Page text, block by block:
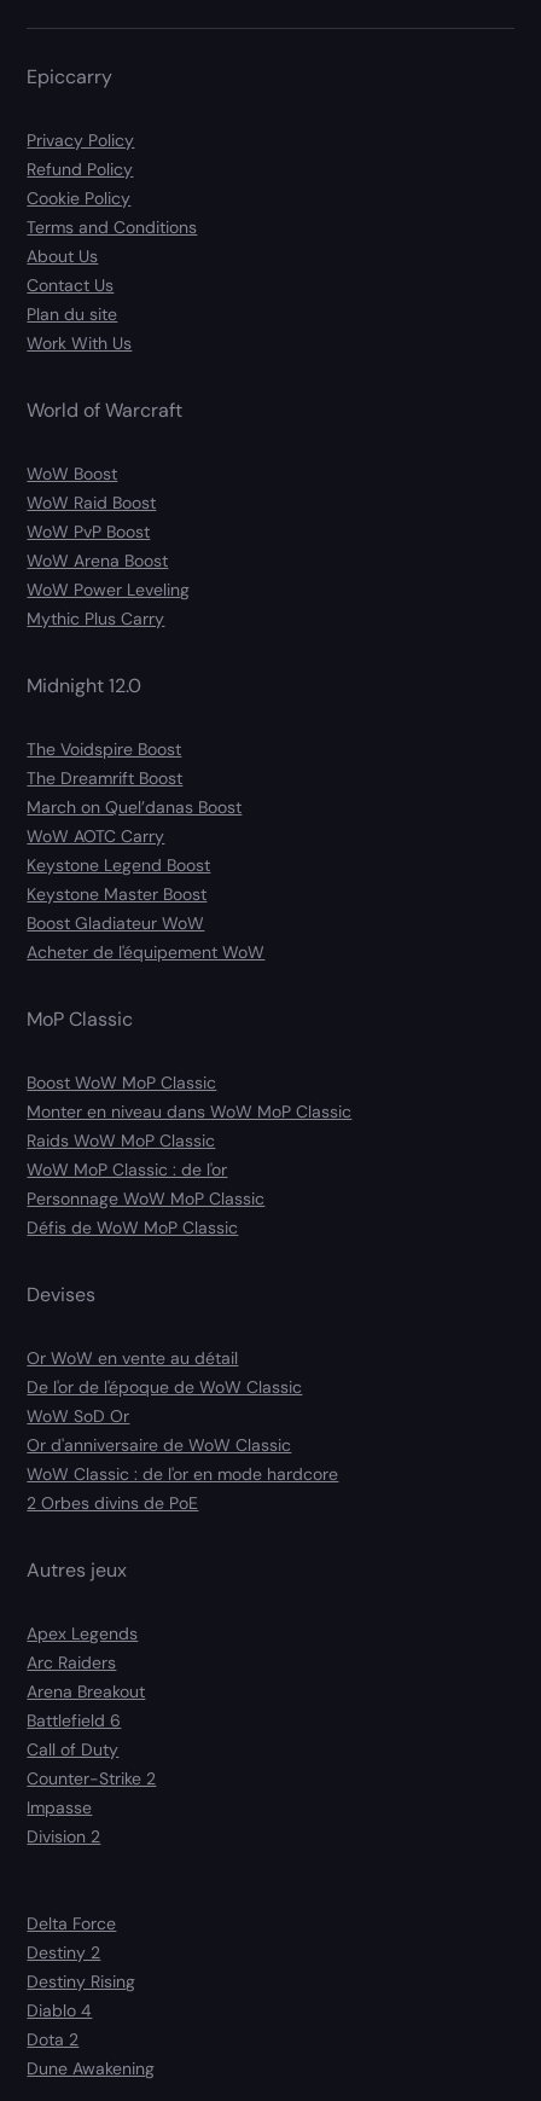
Epiccarry
Privacy Policy
Refund Policy
Cookie Policy
Terms and Conditions
About Us
Contact Us
Plan du site
Work With Us
World of Warcraft
WoW Boost
WoW Raid Boost
WoW PvP Boost
WoW Arena Boost
WoW Power Leveling
Mythic Plus Carry
Midnight 12.0
The Voidspire Boost
The Dreamrift Boost
March on Quel’danas Boost
WoW AOTC Carry
Keystone Legend Boost
Keystone Master Boost
Boost Gladiateur WoW
Acheter de l'équipement WoW
MoP Classic
Boost WoW MoP Classic
Monter en niveau dans WoW MoP Classic
Raids WoW MoP Classic
WoW MoP Classic : de l'or
Personnage WoW MoP Classic
Défis de WoW MoP Classic
Devises
Or WoW en vente au détail
De l'or de l'époque de WoW Classic
WoW SoD Or
Or d'anniversaire de WoW Classic
WoW Classic : de l'or en mode hardcore
2 Orbes divins de PoE
Autres jeux
Apex Legends
Arc Raiders
Arena Breakout
Battlefield 6
Call of Duty
Counter-Strike 2
Impasse
Division 2
Delta Force
Destiny 2
Destiny Rising
Diablo 4
Dota 2
Dune Awakening